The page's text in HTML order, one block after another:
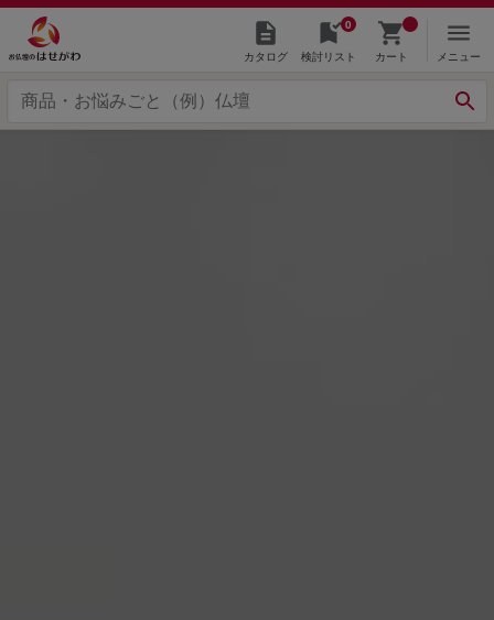
カタログ
0
検討リスト カート メニュー